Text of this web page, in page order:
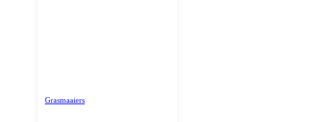
Grasmaaiers